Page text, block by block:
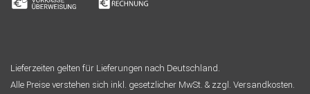
Lieferzeiten gelten für Lieferungen nach Deutschland.
Alle Preise verstehen sich inkl. gesetzlicher MwSt. & zzgl. Versandkosten.